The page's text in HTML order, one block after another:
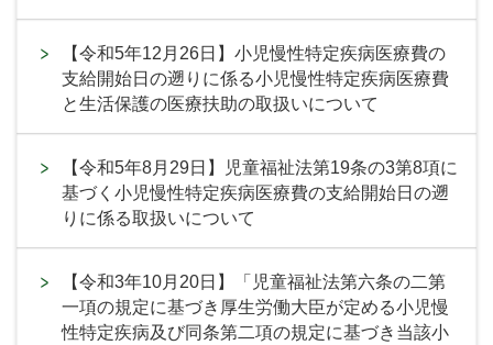
【令和5年12月26日】小児慢性特定疾病医療費の
支給開始日の遡りに係る小児慢性特定疾病医療費
と生活保護の医療扶助の取扱いについて
【令和5年8月29日】児童福祉法第19条の3第8項に
基づく小児慢性特定疾病医療費の支給開始日の遡
りに係る取扱いについて
【令和3年10月20日】「児童福祉法第六条の二第
一項の規定に基づき厚生労働大臣が定める小児慢
性特定疾病及び同条第二項の規定に基づき当該小